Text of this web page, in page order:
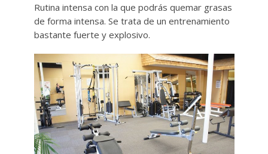
Rutina intensa con la que podrás quemar grasas
de forma intensa. Se trata de un entrenamiento
bastante fuerte y explosivo.